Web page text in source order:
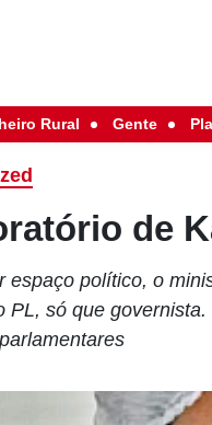
Rural Gente
de
espaço político, o
PL, só que